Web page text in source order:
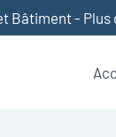
Bâtiment - Plus